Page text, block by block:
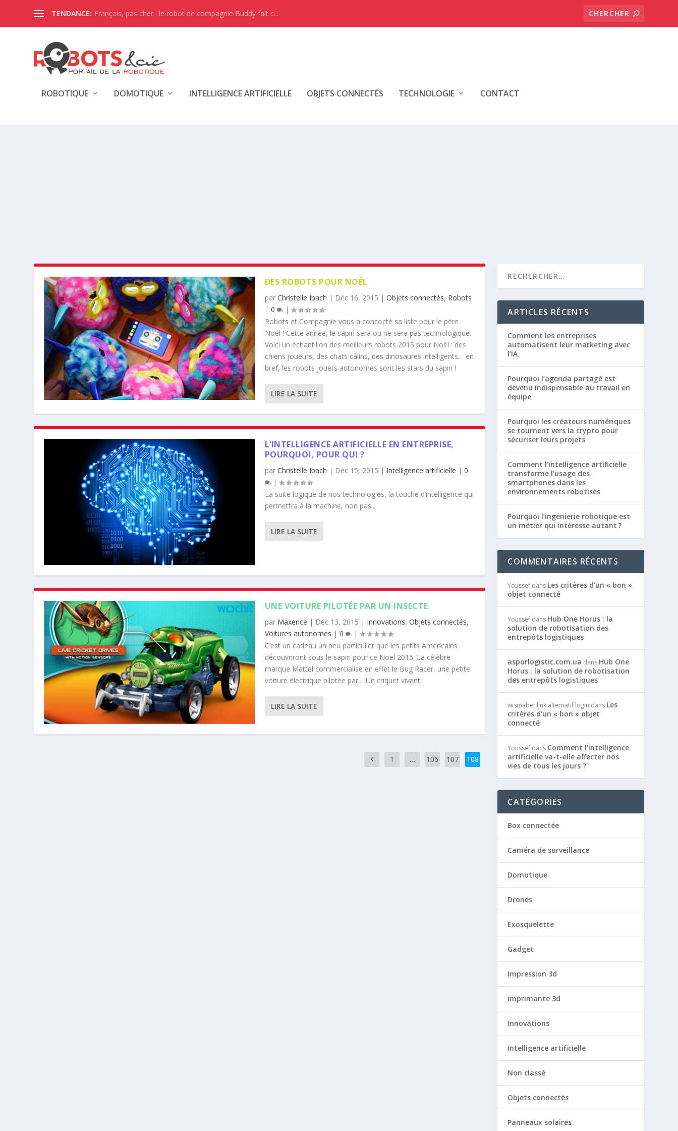
TENDANCE: Français, pas cher : le robot de compagnie Buddy fait c...
ROBOTIQUE DOMOTIQUE INTELLIGENCE ARTIFICIELLE OBJETS CONNECTÉS TECHNOLOGIE CONTACT
DES ROBOTS POUR NOËL
par Christelle Ibach | Déc 16, 2015 | Objets connectés, Robots
| 0
|
Robots et Compagnie vous a concocté sa liste pour le père
Noël ! Cette année, le sapin sera ou ne sera pas technologique.
Voici un échantillon des meilleurs robots 2015 pour Noël : des
chiens joueurs, des chats câlins, des dinosaures intelligents… en
bref, les robots jouets autonomes sont les stars du sapin !
LIRE LA SUITE
L’INTELLIGENCE ARTIFICIELLE EN ENTREPRISE,
POURQUOI, POUR QUI ?
par Christelle Ibach | Déc 15, 2015 | Intelligence artificielle | 0
|
La suite logique de nos technologies, la touche d’intelligence qui
permettra à la machine, non pas...
LIRE LA SUITE
UNE VOITURE PILOTÉE PAR UN INSECTE
par Maxence | Déc 13, 2015 | Innovations, Objets connectés,
Voitures autonomes | 0
|
C’est un cadeau un peu particulier que les petits Américains
découvriront sous le sapin pour ce Noël 2015. La célèbre
marque Mattel commercialise en effet le Bug Racer, une petite
voiture électrique pilotée par… Un criquet vivant.
LIRE LA SUITE
1 … 106 107 108
ARTICLES RÉCENTS
Comment les entreprises
automatisent leur marketing avec
l’IA
Pourquoi l’agenda partagé est
devenu indispensable au travail en
équipe
Pourquoi les créateurs numériques
se tournent vers la crypto pour
sécuriser leurs projets
Comment l’intelligence artificielle
transforme l’usage des
smartphones dans les
environnements robotisés
Pourquoi l’ingénierie robotique est
un métier qui intéresse autant ?
COMMENTAIRES RÉCENTS
Youssef dans Les critères d’un « bon »
objet connecté
Youssef dans Hub One Horus : la
solution de robotisation des
entrepôts logistiques
asporlogistic.com.ua dans Hub One
Horus : la solution de robotisation
des entrepôts logistiques
wismabet link alternatif login dans Les
critères d’un « bon » objet
connecté
Youssef dans Comment l’intelligence
artificielle va-t-elle affecter nos
vies de tous les jours ?
CATÉGORIES
Box connectée
Caméra de surveillance
Domotique
Drones
Exosquelette
Gadget
Impression 3d
imprimante 3d
Innovations
Intelligence artificielle
Non classé
Objets connectés
Panneaux solaires